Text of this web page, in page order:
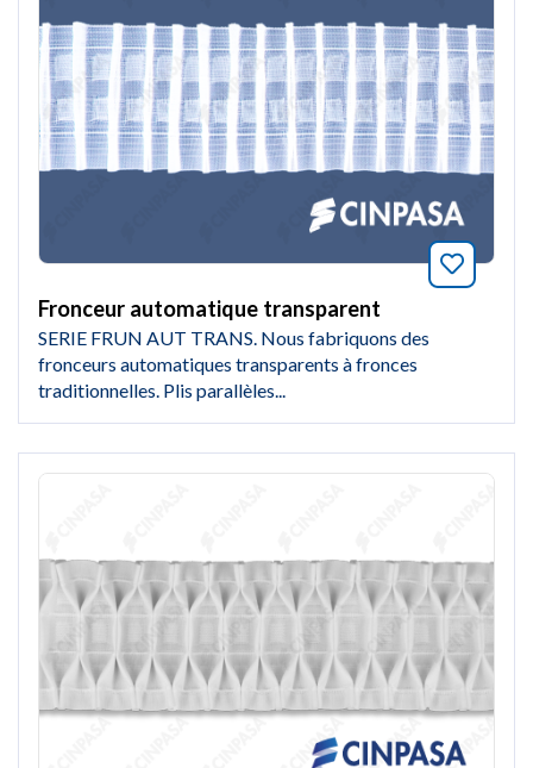
Fronceur automatique transparent
SERIE FRUN AUT TRANS. Nous fabriquons des
fronceurs automatiques transparents à fronces
traditionnelles. Plis parallèles...